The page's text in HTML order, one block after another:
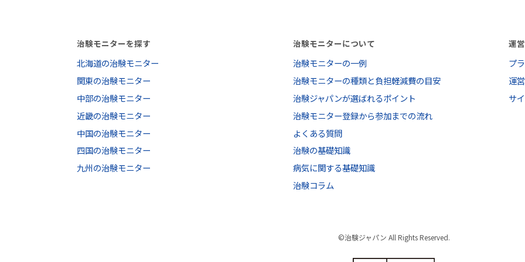
治験モニターを探す
北海道の治験モニター
関東の治験モニター
中部の治験モニター
近畿の治験モニター
中国の治験モニター
四国の治験モニター
九州の治験モニター
治験モニターについて
治験モニターの一例
治験モニターの種類と負担軽減費の目安
治験ジャパンが選ばれるポイント
治験モニター登録から参加までの流れ
よくある質問
治験の基礎知識
病気に関する基礎知識
治験コラム
運
プ
運
サ
©治験ジャパン All Rights Reserved.